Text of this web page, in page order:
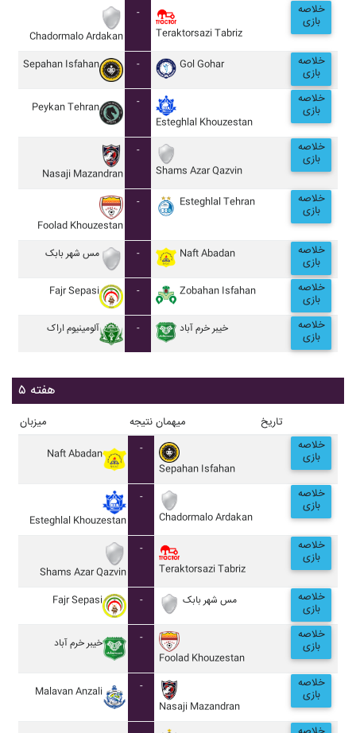
Chadormalo Ardakan
-
Teraktorsazi Tabriz
خلاصه
بازی
Sepahan Isfahan - Gol Gohar خلاصه
بازی
Peykan Tehran
-
Esteghlal Khouzestan
خلاصه
بازی
Nasaji Mazandran
-
Shams Azar Qazvin
خلاصه
بازی
Foolad Khouzestan
- Esteghlal Tehran خلاصه
بازی
مس شهر بابک - Naft Abadan خلاصه
بازی
Fajr Sepasi - Zobahan Isfahan خلاصه
بازی
آلومينيوم اراک - خيبر خرم آباد خلاصه
بازی
هفته ۵
میزبان نتیجه میهمان تاریخ
Naft Abadan
-
Sepahan Isfahan
خلاصه
بازی
Esteghlal Khouzestan
-
Chadormalo Ardakan
خلاصه
بازی
Shams Azar Qazvin
-
Teraktorsazi Tabriz
خلاصه
بازی
Fajr Sepasi - مس شهر بابک خلاصه
بازی
خيبر خرم آباد
-
Foolad Khouzestan
خلاصه
بازی
Malavan Anzali
-
Nasaji Mazandran
خلاصه
بازی